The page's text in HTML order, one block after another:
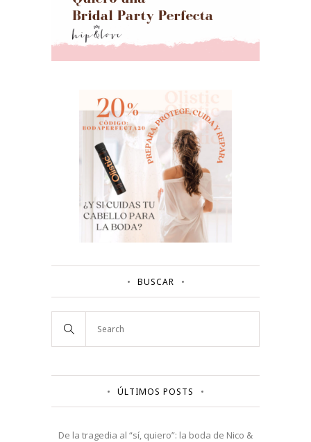
BUSCAR
ÚLTIMOS POSTS
De la tragedia al “sí, quiero”: la boda de Nico &